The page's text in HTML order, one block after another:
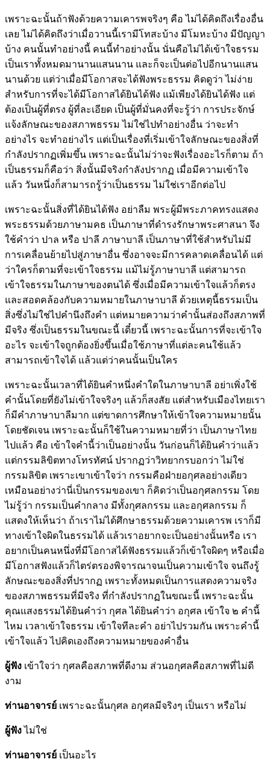
เพราะฉะนั้นถ้าฟังด้วยความเคารพจริงๆ คือ ไม่ได้คิดถึงเรื่องอื่น
เลย ไม่ได้คิดถึงว่าเมื่อวานนี้เรามีโทสะบ้าง มีโมหะบ้าง มีปัญญา
บ้าง คนนั้นทำอย่างนี้ คนนี้ทำอย่างนั้น นั่นคือไม่ได้เข้าใจธรรม
เป็นเราทั้งหมดมานานแสนนาน และก็จะเป็นต่อไปอีกนานแสน
นานด้วย แต่ว่าเมื่อมีโอกาสจะได้ฟังพระธรรม คิดดูว่า ไม่ง่าย
สำหรับการที่จะได้มีโอกาสได้ยินได้ฟัง แม้เพียงได้ยินได้ฟัง แต่
ต้องเป็นผู้ที่ตรง ผู้ที่ละเอียด เป็นผู้ที่มั่นคงที่จะรู้ว่า การประจักษ์
แจ้งลักษณะของสภาพธรรม ไม่ใช่ไปทำอย่างอื่น ว่าจะทำ
อย่างไร จะทำอย่างไร แต่เป็นเรื่องที่เริ่มเข้าใจลักษณะของสิ่งที่
กำลังปรากฏเพิ่มขึ้น เพราะฉะนั้นไม่ว่าจะฟังเรื่องอะไรก็ตาม ถ้า
เป็นธรรมก็คือว่า สิ่งนั้นมีจริงกำลังปรากฏ เมื่อมีความเข้าใจ
แล้ว วันหนึ่งก็สามารถรู้ว่าเป็นธรรม ไม่ใช่เราอีกต่อไป
เพราะฉะนั้นสิ่งที่ได้ยินได้ฟัง อย่าลืม พระผู้มีพระภาคทรงแสดง
พระธรรมด้วยภาษามคธ เป็นภาษาที่ดำรงรักษาพระศาสนา จึง
ใช้คำว่า ปาล หรือ ปาลี ภาษาบาลี เป็นภาษาที่ใช้สำหรับไม่มี
การเคลื่อนย้ายไปสู่ภาษาอื่น ซึ่งอาจจะมีการคลาดเคลื่อนได้ แต่
ว่าใครก็ตามที่จะเข้าใจธรรม แม้ไม่รู้ภาษาบาลี แต่สามารถ
เข้าใจธรรมในภาษาของตนได้ ซึ่งเมื่อมีความเข้าใจแล้วก็ตรง
และสอดคล้องกับความหมายในภาษาบาลี ด้วยเหตุนี้ธรรมเป็น
สิ่งซึ่งไม่ใช่ไปคำนึงถึงคำ แต่หมายความว่าคำนั้นส่องถึงสภาพที่
มีจริง ซึ่งเป็นธรรมในขณะนี้ เดี๋ยวนี้ เพราะฉะนั้นการที่จะเข้าใจ
อะไร จะเข้าใจถูกต้องยิ่งขึ้นเมื่อใช้ภาษาที่แต่ละคนใช้แล้ว
สามารถเข้าใจได้ แล้วแต่ว่าคนนั้นเป็นใคร
เพราะฉะนั้นเวลาที่ได้ยินคำหนึ่งคำใดในภาษาบาลี อย่าเพิ่งใช้
คำนั้นโดยที่ยังไม่เข้าใจจริงๆ แล้วก็สงสัย แต่สำหรับเมืองไทยเรา
ก็มีคำภาษาบาลีมาก แต่ขาดการศึกษาให้เข้าใจความหมายนั้น
โดยชัดเจน เพราะฉะนั้นก็ใช้ในความหมายที่ว่า เป็นภาษาไทย
ไปแล้ว คือ เข้าใจคำนี้ว่าเป็นอย่างนั้น วันก่อนก็ได้ยินคำว่าแล้ว
แต่กรรมลิขิตทางโทรทัศน์ ปรากฏว่าวิทยากรบอกว่า ไม่ใช่
กรรมลิขิต เพราะเขาเข้าใจว่า กรรมคือฝ่ายอกุศลอย่างเดียว
เหมือนอย่างว่านี่เป็นกรรมของเขา ก็คิดว่าเป็นอกุศลกรรม โดย
ไม่รู้ว่า กรรมเป็นคำกลาง มีทั้งกุศลกรรม และอกุศลกรรม ก็
แสดงให้เห็นว่า ถ้าเราไม่ได้ศึกษาธรรมด้วยความเคารพ เราก็มี
ทางเข้าใจผิดในธรรมได้ แล้วเราอยากจะเป็นอย่างนั้นหรือ เรา
อยากเป็นคนหนึ่งที่มีโอกาสได้ฟังธรรมแล้วก็เข้าใจผิดๆ หรือเมื่อ
มีโอกาสฟังแล้วก็ไตร่ตรองพิจารณาจนเป็นความเข้าใจ จนถึงรู้
ลักษณะของสิ่งที่ปรากฏ เพราะทั้งหมดเป็นการแสดงความจริง
ของสภาพธรรมที่มีจริง ที่กำลังปรากฏในขณะนี้ เพราะฉะนั้น
คุณแสงธรรมได้ยินคำว่า กุศล ได้ยินคำว่า อกุศล เข้าใจ ๒ คำนี้
ไหม เวลาเข้าใจธรรม เข้าใจทีละคำ อย่าไปรวมกัน เพราะคำนี้
เข้าใจแล้ว ไปคิดเองถึงความหมายของคำอื่น
ผู้ฟัง เข้าใจว่า กุศลคือสภาพที่ดีงาม ส่วนอกุศลคือสภาพที่ไม่ดี
งาม
ท่านอาจารย์ เพราะฉะนั้นกุศล อกุศลมีจริงๆ เป็นเรา หรือไม่
ผู้ฟังไม่ใช่
ท่านอาจารย์ เป็นอะไร